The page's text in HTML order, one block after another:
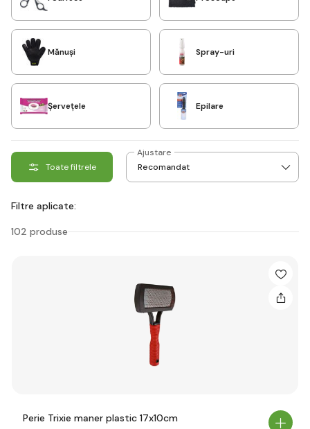
Mănuși Spray-uri
Șervețele Epilare
Toate filtrele
Ajustare
Filtre aplicate:
102 produse
Perie Trixie maner plastic 17x10cm